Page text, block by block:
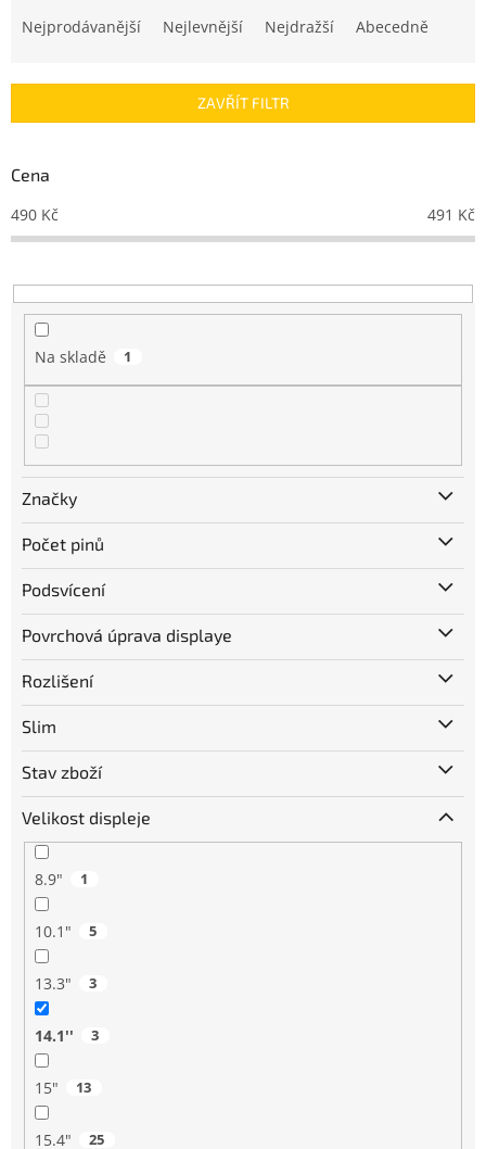
í
r
o
d
u
t
ů
Nejprodávanější Nejlevnější Nejdražší Abecedně
ZAVŘÍT FILTR
Cena
490 Kč 491 Kč
Na skladě 1
Značky
Počet pinů
Podsvícení
Povrchová úprava displaye
Rozlišení
Slim
Stav zboží
Velikost displeje
8.9" 1
10.1" 5
13.3" 3
14.1'' 3
15" 13
15.4" 25